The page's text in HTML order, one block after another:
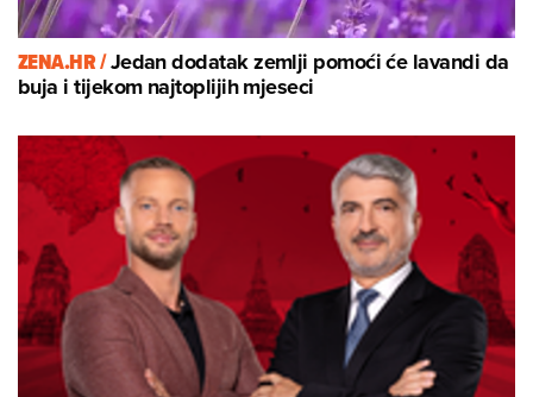
ZENA.HR /Jedan dodatak zemlji pomoći će lavandi da
buja i tijekom najtoplijih mjeseci